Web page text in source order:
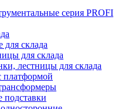
серия PROFI
для склада
для склада
лестницы для склада
платформой